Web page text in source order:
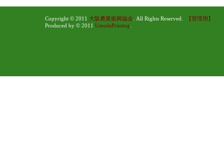
Copyright © 2011 大阪農業振興協会 . All Rights Reserved.
【管理用】
Produced by © 2011 UmedaPrinting